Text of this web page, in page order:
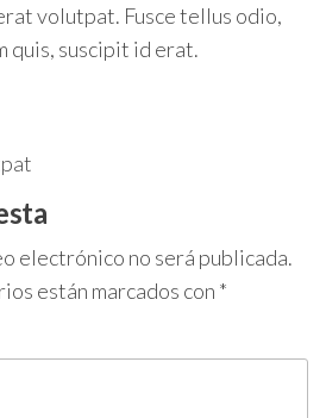
volutpat. Fusce tellus odio,
quis, suscipit id erat.
electrónico no será publicada.
están marcados con *